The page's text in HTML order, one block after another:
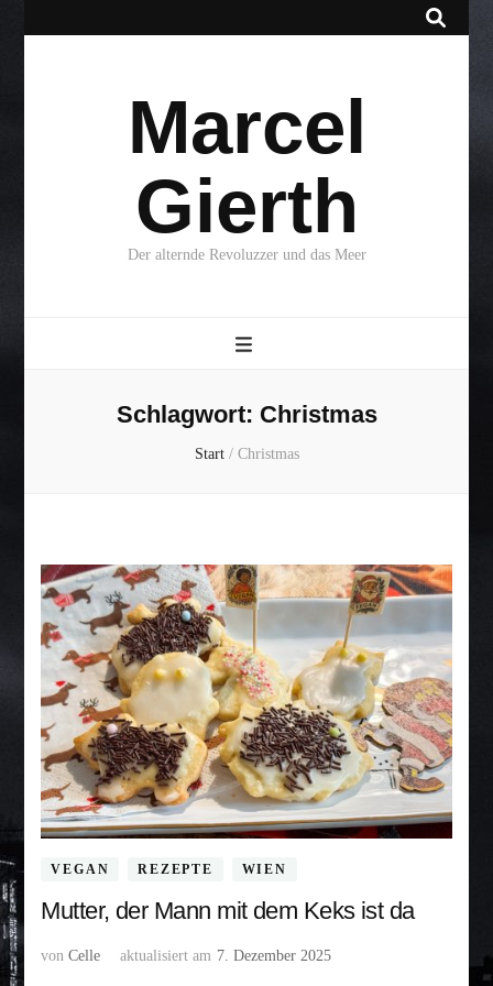
Marcel
Gierth
Der alternde Revoluzzer und das Meer
Schlagwort: Christmas
Start / Christmas
VEGAN REZEPTE WIEN
Mutter, der Mann mit dem Keks ist da
vonCelle aktualisiert am 7. Dezember 2025